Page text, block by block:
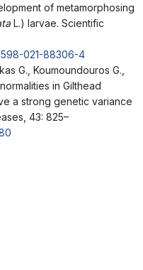
of metamorphosing
L.) larvae. Scientific
021-88306-4
G., Koumoundouros G.,
in Gilthead
a strong genetic variance
43: 825–